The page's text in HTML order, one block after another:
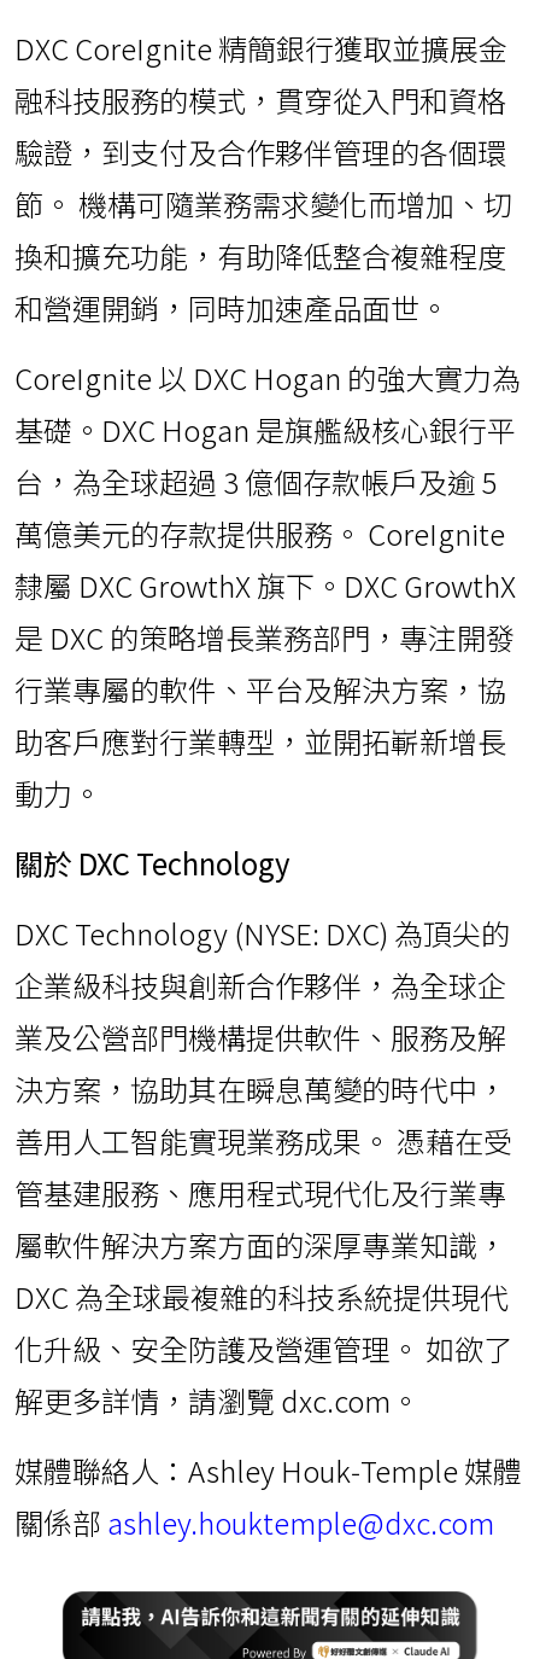
DXC CoreIgnite 精簡銀行獲取並擴展金
融科技服務的模式，貫穿從入門和資格
驗證，到支付及合作夥伴管理的各個環
節。 機構可隨業務需求變化而增加、切
換和擴充功能，有助降低整合複雜程度
和營運開銷，同時加速產品面世。
CoreIgnite 以 DXC Hogan 的強大實力為
基礎。DXC Hogan 是旗艦級核心銀行平
台，為全球超過 3 億個存款帳戶及逾 5
萬億美元的存款提供服務。 CoreIgnite
隸屬 DXC GrowthX 旗下。DXC GrowthX
是 DXC 的策略增長業務部門，專注開發
行業專屬的軟件、平台及解決方案，協
助客戶應對行業轉型，並開拓嶄新增長
動力。
關於 DXC Technology
DXC Technology (NYSE: DXC) 為頂尖的
企業級科技與創新合作夥伴，為全球企
業及公營部門機構提供軟件、服務及解
決方案，協助其在瞬息萬變的時代中，
善用人工智能實現業務成果。 憑藉在受
管基建服務、應用程式現代化及行業專
屬軟件解決方案方面的深厚專業知識，
DXC 為全球最複雜的科技系統提供現代
化升級、安全防護及營運管理。 如欲了
解更多詳情，請瀏覽 dxc.com。
媒體聯絡人：Ashley Houk‑Temple 媒體
關係部 ashley.houktemple@dxc.com